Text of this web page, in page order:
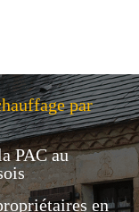
par
PAC au
en